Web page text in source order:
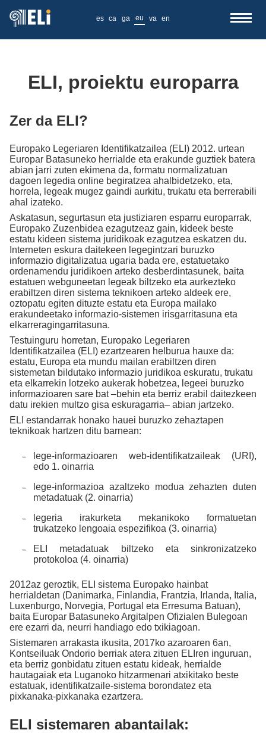
es ca ga eu va en
ELI, proiektu europarra
Zer da ELI?
Europako Legeriaren Identifikatzailea (ELI) 2012. urtean
Europar Batasuneko herrialde eta erakunde guztiek batera
abian jarri zuten ekimena da, formatu normalizatuan
dagoen legedia online begiratzea ahalbidetzeko, eta,
horrela, legeak mugez gaindi aurkitu, trukatu eta berrerabili
ahal izateko.
Askatasun, segurtasun eta justiziaren esparru europarrak,
Europako Zuzenbidea ezagutzeaz gain, kideek beste
estatu kideen sistema juridikoak ezagutzea eskatzen du.
Interneten eskura daitekeen legegintzari buruzko
informazio digitalizatua ugaria bada ere, estatuetako
ordenamendu juridikoen arteko desberdintasunek, baita
estatuen webguneetan legeak biltzeko eta aurkezteko
erabiltzen diren sistema teknikoen arteko aldeek ere,
oztopatu egiten dituzte estatu eta Europa mailako
erakundeetako informazio-sistemen irisgarritasuna eta
elkarreragingarritasuna.
Testuinguru horretan, Europako Legeriaren
Identifikatzailea (ELI) ezartzearen helburua hauxe da:
estatu, Europa eta mundu mailan erabiltzen diren
sistemetan bildutako informazio juridikoa eskuratu, trukatu
eta elkarrekin lotzeko aukerak hobetzea, legeei buruzko
informazioaren sare bat –behin eta berriz erabil daitezkeen
datu irekien multzo gisa eskuragarria– abian jartzeko.
ELI estandarrak honako hauei buruzko zehaztapen
teknikoak hartzen ditu barnean:
lege-informazioaren web-identifikatzaileak (URI),
edo 1. oinarria
lege-informazioa azaltzeko modua zehazten duten
metadatuak (2. oinarria)
legeria irakurketa mekanikoko formatuetan
trukatzeko lengoaia espezifikoa (3. oinarria)
ELI metadatuak biltzeko eta sinkronizatzeko
protokoloa (4. oinarria)
2012az geroztik, ELI sistema Europako hainbat
herrialdetan (Danimarka, Finlandia, Frantzia, Irlanda, Italia,
Luxenburgo, Norvegia, Portugal eta Erresuma Batuan),
baita Europar Batasuneko Argitalpen Ofizialen Bulegoan
ere ezarri da, neurri handiago edo txikiagoan.
Sistemaren arrakasta ikusita, 2017ko azaroaren 6an,
Kontseiluak Ondorio berriak atera zituen ELIren inguruan,
eta berriz gonbidatu zituen estatu kideak, herrialde
hautagaiak eta Luganoko hitzarmenari atxikitako beste
estatuak, identifikatzaile-sistema borondatez eta
pixkanaka-pixkanaka ezartzera.
ELI sistemaren abantailak: